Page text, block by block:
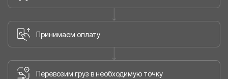
Принимаем оплату
Перевозим груз в необходимую точку